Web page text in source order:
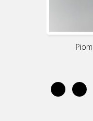
Nero